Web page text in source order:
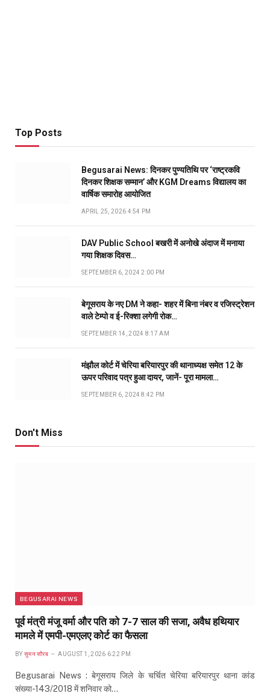
Top Posts
Begusarai News: दिनकर पुण्यतिथि पर ‘राष्ट्रकवि
दिनकर शिक्षक सम्मान’ और KGM Dreams विद्यालय का
वार्षिक समारोह आयोजित
APRIL 25, 2026 4:54 PM
DAV Public School बखरी में अनोखे अंदाज में मनाया
गया शिक्षक दिवस…
SEPTEMBER 6, 2024 2:00 PM
बेगूसराय के नए DM ने कहा- शहर में बिना नंबर व रजिस्ट्रेशन
वाले टेम्पो व ई-रिक्शा लगेगी रोक…
SEPTEMBER 14, 2024 8:17 AM
मंझौल कोर्ट में चेरिया बरियारपुर की थानाध्यक्ष समेत 12 के
ऊपर परिवाद पत्र हुआ दायर, जानें- पूरा मामला…
SEPTEMBER 6, 2024 8:42 PM
Don't Miss
BEGUSARAI NEWS
पूर्व मंत्री मंजू वर्मा और पति को 7-7 साल की सजा, अवैध हथियार
मामले में एमपी-एमएलए कोर्ट का फैसला
BY सुमन सौरब AUGUST 1, 2026 6:22 PM
Begusarai News : बेगूसराय जिले के चर्चित चेरिया बरियारपुर थाना कांड
संख्या-143/2018 में शनिवार को…